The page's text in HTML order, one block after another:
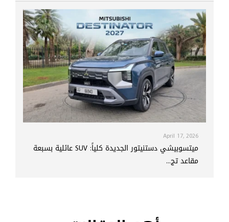
April 17, 2026
ميتسوبيشي دستنيتور الجديدة كلياً: SUV عائلية بسبعة
مقاعد تج...